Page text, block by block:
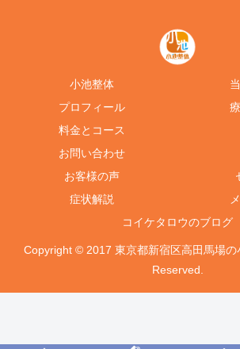
小池整体
プロフィール
料金とコース
お問い合わせ
お客様の声
症状解説
コイケタロウのブログ
Copyright © 2017 東京都新宿区高田馬場の
Reserved.